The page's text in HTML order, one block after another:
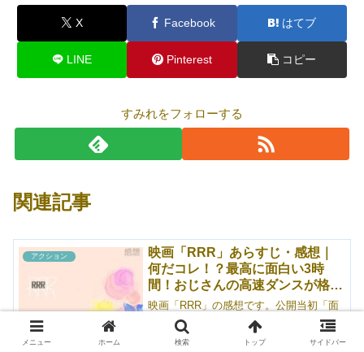
X Facebook はてブ
LINE Pinterest コピー
すみれをフォローする
関連記事
アクション
映画「RRR」あらすじ・感想｜
何だコレ！？最高に面白い3時
間！おじさんの高速ダンスが格好
良い
映画「RRR」の感想です。公開当初「面
白すぎる！」と（私調べでは）話題にな
っていたインド映画。N・T・ラーマ・ラ
オ・ジュニアとラーム・チャランのW主
メニュー ホーム 検索 トップ サイドバー